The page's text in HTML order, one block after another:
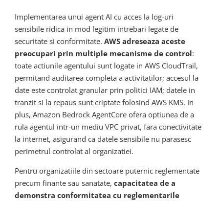
Implementarea unui agent AI cu acces la log-uri
sensibile ridica in mod legitim intrebari legate de
securitate si conformitate. AWS adreseaza aceste
preocupari prin multiple mecanisme de control:
toate actiunile agentului sunt logate in AWS CloudTrail,
permitand auditarea completa a activitatilor; accesul la
date este controlat granular prin politici IAM; datele in
tranzit si la repaus sunt criptate folosind AWS KMS. In
plus, Amazon Bedrock AgentCore ofera optiunea de a
rula agentul intr-un mediu VPC privat, fara conectivitate
la internet, asigurand ca datele sensibile nu parasesc
perimetrul controlat al organizatiei.
Pentru organizatiile din sectoare puternic reglementate
precum finante sau sanatate, capacitatea de a
demonstra conformitatea cu reglementarile